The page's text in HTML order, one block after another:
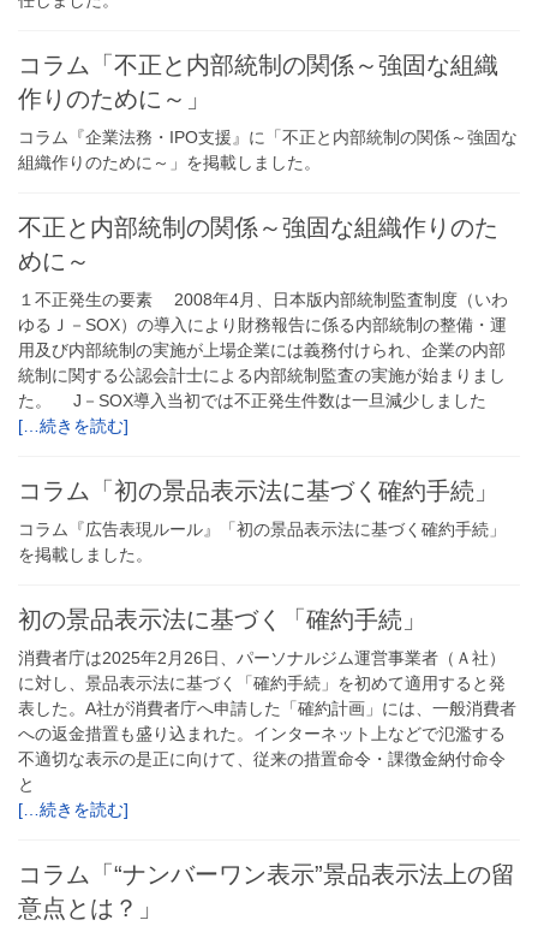
コラム「不正と内部統制の関係～強固な組織
作りのために～」
コラム『企業法務・IPO支援』に「不正と内部統制の関係～強固な
組織作りのために～」を掲載しました。
不正と内部統制の関係～強固な組織作りのた
めに～
１不正発生の要素 2008年4月、日本版内部統制監査制度（いわ
ゆるＪ－SOX）の導入により財務報告に係る内部統制の整備・運
用及び内部統制の実施が上場企業には義務付けられ、企業の内部
統制に関する公認会計士による内部統制監査の実施が始まりまし
た。 J－SOX導入当初では不正発生件数は一旦減少しました
[…続きを読む]
コラム「初の景品表示法に基づく確約手続」
コラム『広告表現ルール』「初の景品表示法に基づく確約手続」
を掲載しました。
初の景品表示法に基づく「確約手続」
消費者庁は2025年2月26日、パーソナルジム運営事業者（Ａ社）
に対し、景品表示法に基づく「確約手続」を初めて適用すると発
表した。A社が消費者庁へ申請した「確約計画」には、一般消費者
への返金措置も盛り込まれた。インターネット上などで氾濫する
不適切な表示の是正に向けて、従来の措置命令・課徴金納付命令
と
[…続きを読む]
コラム「“ナンバーワン表示”景品表示法上の留
意点とは？」